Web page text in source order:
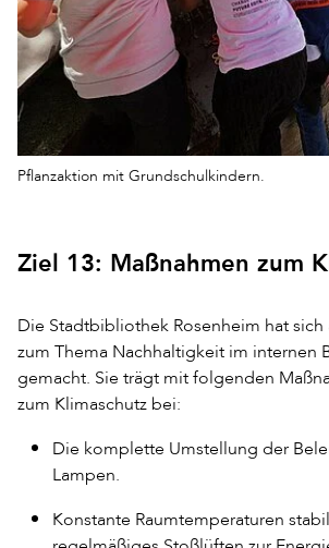
Pflanzaktion mit Grundschulkindern.
Ziel 13: Maßnahmen zum
Die Stadtbibliothek Rosenheim hat sich
zum Thema Nachhaltigkeit im internen
gemacht. Sie trägt mit folgenden
zum Klimaschutz bei:
Die komplette Umstellung der
Lampen.
Konstante Raumtemperaturen